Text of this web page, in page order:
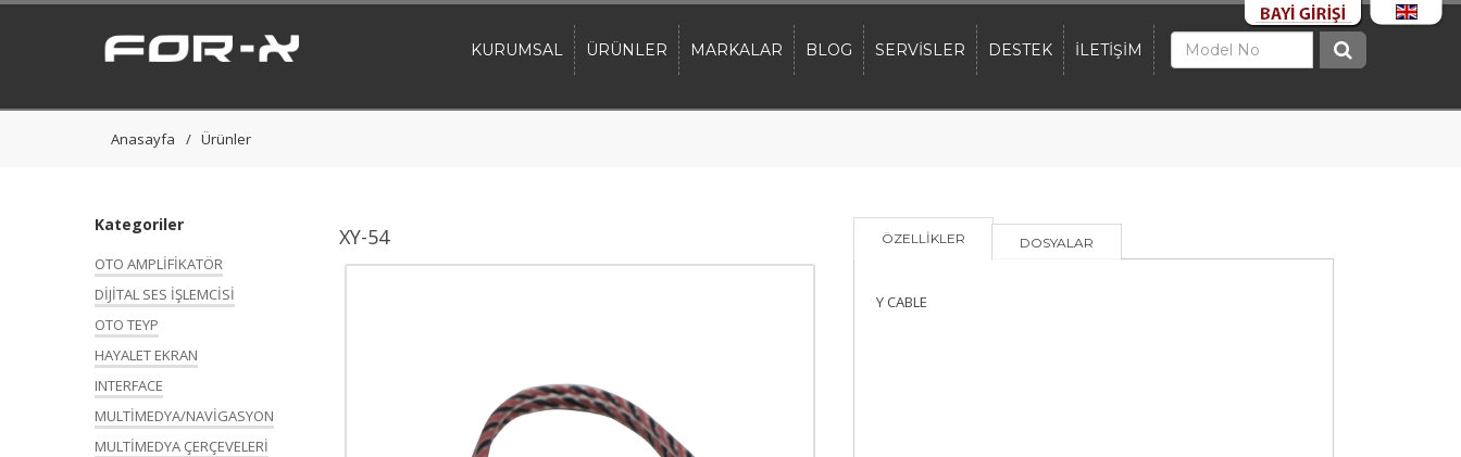
KURUMSAL ÜRÜNLER MARKALAR BLOG SERVİSLER DESTEK İLETİŞİM
Anasayfa Ürünler
Kategoriler
OTO AMPLİFİKATÖR
DİJİTAL SES İŞLEMCİSİ
OTO TEYP
HAYALET EKRAN
INTERFACE
MULTİMEDYA/NAVİGASYON
MULTİMEDYA ÇERÇEVELERİ
XY-54 ÖZELLİKLER DOSYALAR
Y CABLE